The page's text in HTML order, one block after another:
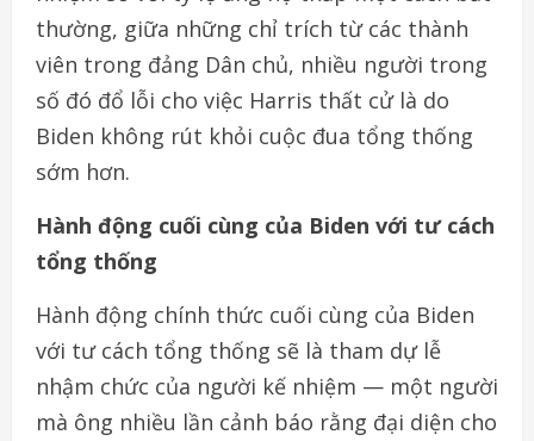
thường, giữa những chỉ trích từ các thành
viên trong đảng Dân chủ, nhiều người trong
số đó đổ lỗi cho việc Harris thất cử là do
Biden không rút khỏi cuộc đua tổng thống
sớm hơn.
Hành động cuối cùng của Biden với tư cách
tổng thống
Hành động chính thức cuối cùng của Biden
với tư cách tổng thống sẽ là tham dự lễ
nhậm chức của người kế nhiệm — một người
mà ông nhiều lần cảnh báo rằng đại diện cho